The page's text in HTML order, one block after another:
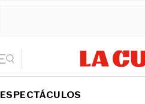
ESPECTÁCULOS